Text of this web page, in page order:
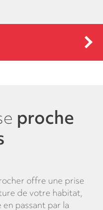
proche
offre une prise
de votre habitat,
passant par la